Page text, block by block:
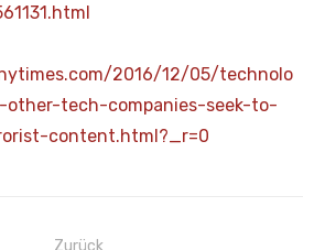
2016/12/05/technolo
other-tech-companies-seek-to-
content.html?_r=0
Zurück